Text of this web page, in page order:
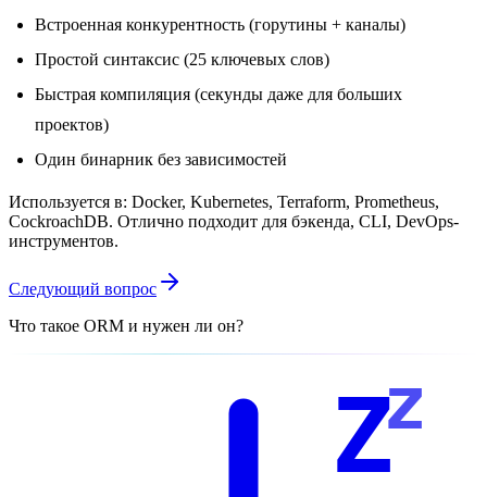
Встроенная конкурентность (горутины + каналы)
Простой синтаксис (25 ключевых слов)
Быстрая компиляция (секунды даже для больших
проектов)
Один бинарник без зависимостей
Используется в: Docker, Kubernetes, Terraform, Prometheus,
CockroachDB. Отлично подходит для бэкенда, CLI, DevOps-
инструментов.
Следующий вопрос
Что такое ORM и нужен ли он?
Zz